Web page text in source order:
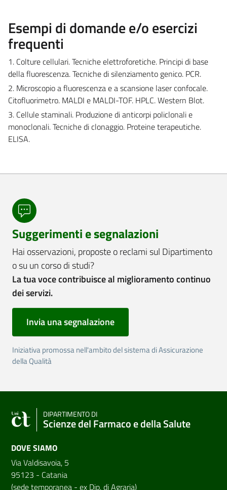
Esempi di domande e/o esercizi
frequenti
1. Colture cellulari. Tecniche elettroforetiche. Principi di base
della fluorescenza. Tecniche di silenziamento genico. PCR.
2. Microscopio a fluorescenza e a scansione laser confocale.
Citofluorimetro. MALDI e MALDI-TOF. HPLC. Western Blot.
3. Cellule staminali. Produzione di anticorpi policlonali e
monoclonali. Tecniche di clonaggio. Proteine terapeutiche.
ELISA.
Suggerimenti e segnalazioni
Hai osservazioni, proposte o reclami sul Dipartimento
o su un corso di studi?
La tua voce contribuisce al miglioramento continuo
dei servizi.
Invia una segnalazione
Iniziativa promossa nell'ambito del sistema di Assicurazione
della Qualità
DIPARTIMENTO DI
Scienze del Farmaco e della Salute
DOVE SIAMO
Via Valdisavoia, 5
95123 - Catania
(sede temporanea - ex Dip. di Agraria)